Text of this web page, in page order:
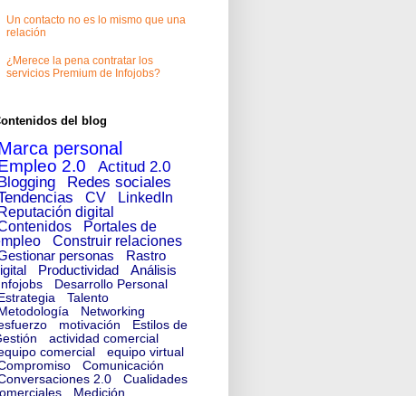
Un contacto no es lo mismo que una
relación
¿Merece la pena contratar los
servicios Premium de Infojobs?
del blog
personal
2.0
Actitud 2.0
Blogging
Redes sociales
CV
LinkedIn
Reputación digital
Portales de
Construir relaciones
personas
Rastro
Productividad Análisis
Desarrollo Personal
Talento
Networking
motivación
Estilos de
actividad comercial
comercial
equipo virtual
Comunicación
2.0
Cualidades
Medición